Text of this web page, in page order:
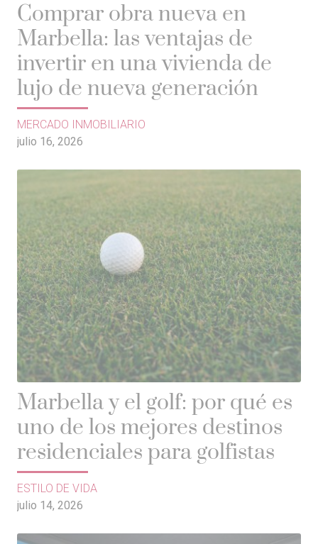
Comprar obra nueva en
Marbella: las ventajas de
invertir en una vivienda de
lujo de nueva generación
julio 16, 2026
MERCADO INMOBILIARIO
Marbella y el golf: por qué es
uno de los mejores destinos
residenciales para golfistas
julio 14, 2026
ESTILO DE VIDA